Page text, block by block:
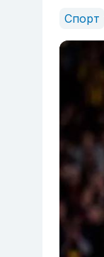
Спорт